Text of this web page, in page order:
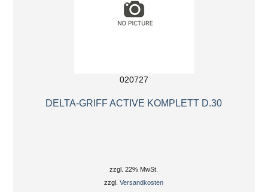
020727
DELTA-GRIFF ACTIVE KOMPLETT D.30
zzgl. 22% MwSt.
zzgl.Versandkosten